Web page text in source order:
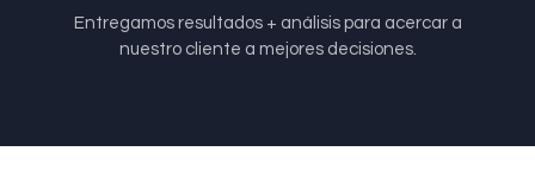
Entregamos resultados + análisis para acercar a
nuestro cliente a mejores decisiones.